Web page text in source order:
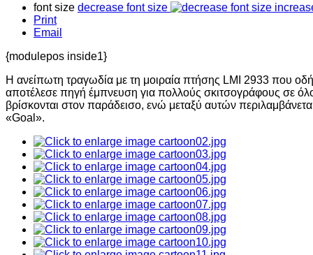
font size decrease font size
Print
Email
{modulepos inside1}
Η ανείπωτη τραγωδία με τη μοιραία πτήσης LMI 2933 που
αποτέλεσε πηγή έμπνευση για πολλούς σκιτσογράφους σε
βρίσκονται στον παράδεισο, ενώ μεταξύ αυτών
«Goal».